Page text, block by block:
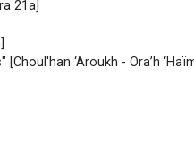
21a]
‘Aroukh - Ora’h